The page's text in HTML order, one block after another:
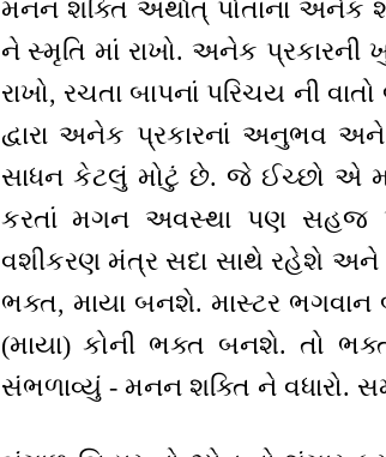
મનન શક્તિ અર્થાત્ પોતાનાં અનેક
ને સ્મૃતિ માં રાખો. અનેક પ્રકારની
રાખો, રચતા બાપનાં પરિચય ની વાતો
દ્વારા અનેક પ્રકારનાં અનુભવ અને
સાધન કેટલું મોટું છે. જે ઈચ્છો એ
કરતાં મગન અવસ્થા પણ સહજ
વશીકરણ મંત્ર સદા સાથે રહેશે અને
ભક્ત, માયા બનશે. માસ્ટર
(માયા) કોની ભક્ત બનશે. તો
સંભળાવ્યું - મનન શક્તિ ને વધારો.